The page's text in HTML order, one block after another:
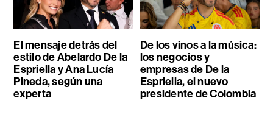
El mensaje detrás del
estilo de Abelardo De la
Espriella y Ana Lucía
Pineda, según una
experta
De los vinos a la música:
los negocios y
empresas de De la
Espriella, el nuevo
presidente de Colombia